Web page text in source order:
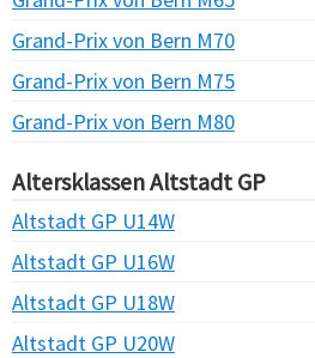
Grand-Prix von Bern M70
Grand-Prix von Bern M75
Grand-Prix von Bern M80
Altersklassen Altstadt GP
Altstadt GP U14W
Altstadt GP U16W
Altstadt GP U18W
Altstadt GP U20W